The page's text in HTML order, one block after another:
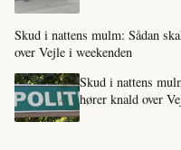
Skud i nattens mulm: Sådan
over Vejle i weekenden
Skud i nattens
hører knald over